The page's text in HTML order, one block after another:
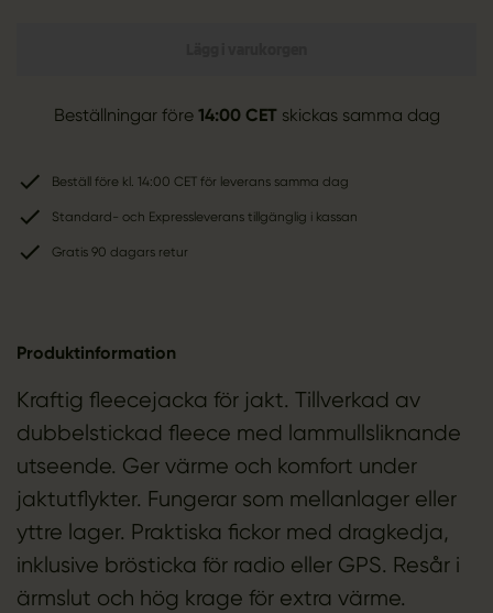
Beställningar före 14:00 CETskickas samma dag
Beställ före kl. 14:00 CET för leverans samma dag
Standard- och Expressleverans tillgänglig i kassan
Gratis 90 dagars retur
Produktinformation
Kraftig fleecejacka för jakt. Tillverkad av
dubbelstickad fleece med lammullsliknande
utseende. Ger värme och komfort under
jaktutflykter. Fungerar som mellanlager eller
yttre lager. Praktiska fickor med dragkedja,
inklusive brösticka för radio eller GPS. Resår i
ärmslut och hög krage för extra värme.